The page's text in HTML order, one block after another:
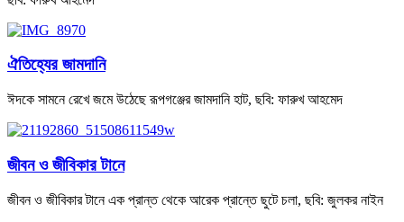
ঐতিহ্যের জামদানি
ঈদকে সামনে রেখে জমে উঠেছে রূপগঞ্জের জামদানি হাট, ছবি: ফারুখ আহমেদ
জীবন ও জীবিকার টানে
জীবন ও জীবিকার টানে এক প্রান্ত থেকে আরেক প্রান্তে ছুটে চলা, ছবি: জুলকর নাইন